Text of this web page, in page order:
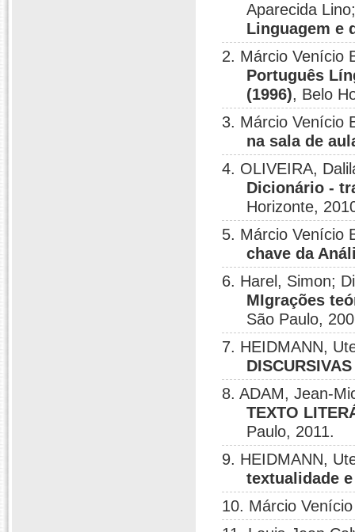
Aparecida
Linguagem e
2. Márcio Venício
Português
(1996), Belo
3. Márcio Venício
na sala de
4. OLIVEIRA,
Dicionário -
Horizonte,
5. Márcio Venício
chave da
6. Harel, Simon;
MIgrações
São Paulo,
7. HEIDMANN,
8. ADAM, Jean-
TEXTO
Paulo, 2011.
9. HEIDMANN,
textualidade
10. Márcio